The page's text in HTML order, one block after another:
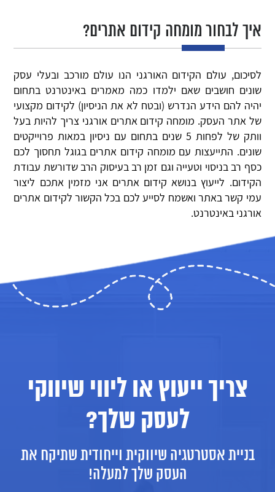
איך לבחור מומחה קידום אתרים?
לסיכום, עולם הקידום האורגני הנו עולם מורכב ובעלי עסק
שונים חושבים שאם ילמדו כמה מאמרים באינטרנט בתחום
יהיה להם הידע הנדרש (ובטח לא את הניסיון) לקידום מקצועי
של אתר העסק. מומחה קידום אתרים אורגני צריך להיות בעל
וותק של לפחות 5 שנים בתחום עם ניסיון במאות פרוייקטים
שונים. התייעצות עם מומחה קידום אתרים בגוגל תחסוך לכם
כסף רב בניסוי וטעייה וגם זמן רב בעיסוק הרב שדורשת עבודת
הקידום. לייעוץ בנושא קידום אתרים אני מזמין אתכם ליצור
עמי קשר באתר ואשמח לסייע לכם בכל הקשור לקידום אתרים
אורגני באינטרנט.
צריך ייעוץ או ליווי שיווקי
לעסק שלך?
בניית אסטרטגיה שיווקית וייחודית שתיקח את
העסק שלך למעלה!